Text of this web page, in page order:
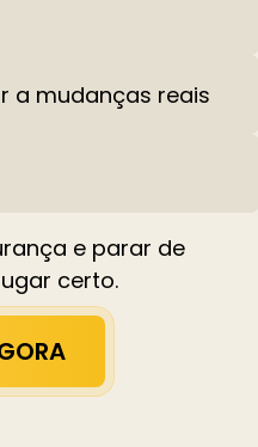
a mudanças reais
e parar de
certo.